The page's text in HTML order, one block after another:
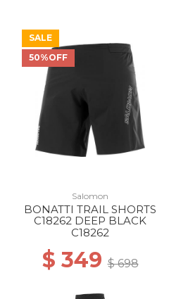
SALE
50%OFF
Salomon
BONATTI TRAIL SHORTS
C18262 DEEP BLACK
C18262
$ 349$ 698